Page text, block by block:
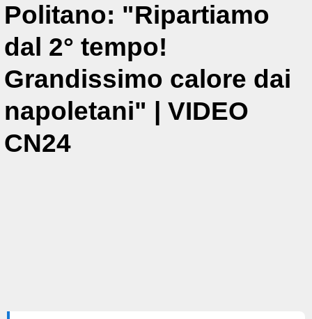
Politano: "Ripartiamo
dal 2° tempo!
Grandissimo calore dai
napoletani" | VIDEO
CN24